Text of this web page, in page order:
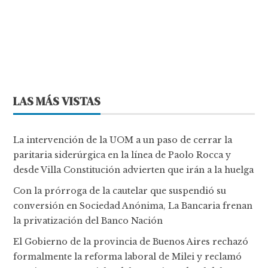
LAS MÁS VISTAS
La intervención de la UOM a un paso de cerrar la
paritaria siderúrgica en la línea de Paolo Rocca y
desde Villa Constitución advierten que irán a la huelga
Con la prórroga de la cautelar que suspendió su
conversión en Sociedad Anónima, La Bancaria frenan
la privatización del Banco Nación
El Gobierno de la provincia de Buenos Aires rechazó
formalmente la reforma laboral de Milei y reclamó